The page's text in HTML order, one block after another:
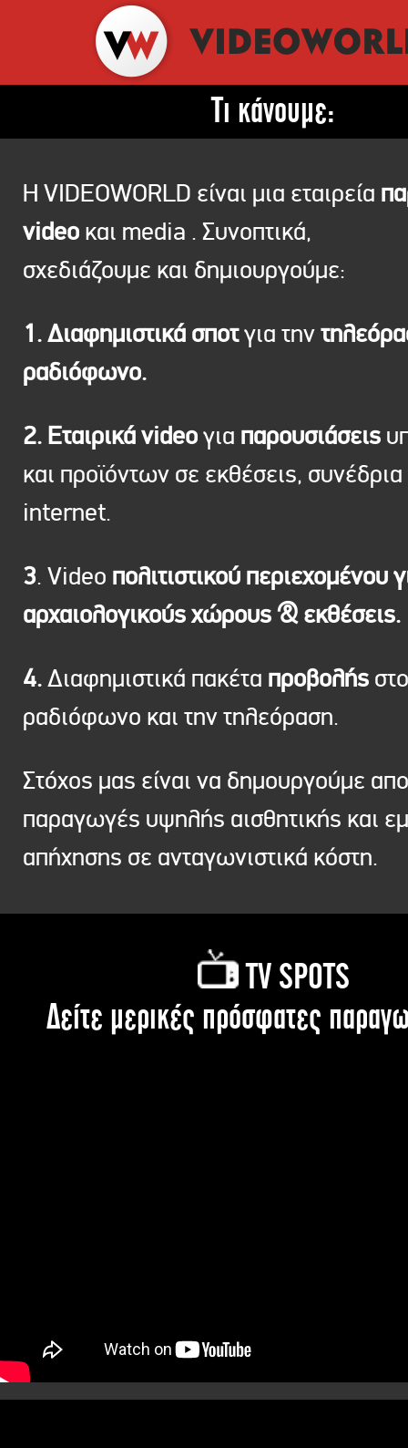
Τι κάνουμε:
Η VIDEOWORLD είναι μια εταιρεία
video και media . Συνοπτικά,
σχεδιάζουμε και δημιουργούμε:
1. Διαφημιστικά σποτγια την
ραδιόφωνο.
2. Εταιρικά videoγια παρουσιάσεις
και προϊόντων σε εκθέσεις, συνέδρια
internet.
3. Video πολιτιστικού περιεχομένου
αρχαιολογικούς χώρους & εκθέσεις.
4.Διαφημιστικά πακέτα προβολής στο
ραδιόφωνο και την τηλεόραση.
Στόχος μας είναι να δημουργούμε
παραγωγές υψηλής αισθητικής και
απήχησης σε ανταγωνιστικά κόστη.
TV SPOTS
Δείτε μερικές πρόσφατες